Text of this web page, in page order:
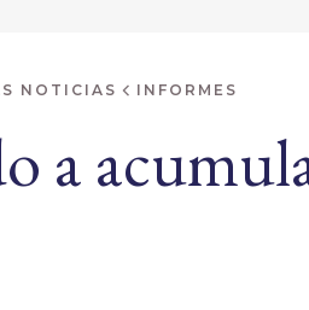
NOTICIAS INFORMES
a